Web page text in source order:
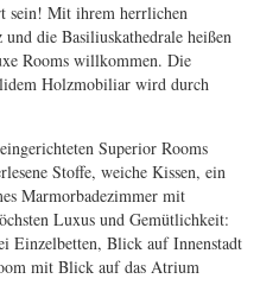
sein! Mit ihrem herrlichen
die Basiliuskathedrale heißen
Rooms willkommen. Die
Holzmobiliar wird durch
Superior Rooms
Stoffe, weiche Kissen, ein
Marmorbadezimmer mit
Luxus und Gemütlichkeit:
Einzelbetten, Blick auf Innenstadt
mit Blick auf das Atrium